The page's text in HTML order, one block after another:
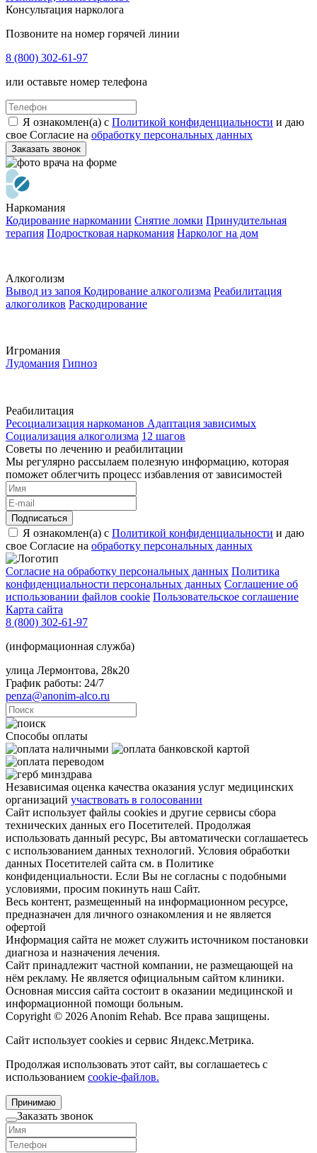
Консультация нарколога
Позвоните на номер горячей линии
8 (800) 302-61-97
или оставьте номер телефона
Я ознакомлен(а) с Политикой конфиденциальности и даю
свое Согласие на обработку персональных данных
Заказать звонок
Наркомания
Кодирование наркомании Снятие ломки Принудительная
терапия Подростковая наркомания Нарколог на дом
Алкоголизм
Вывод из запоя Кодирование алкоголизма Реабилитация
алкоголиков Раскодирование
Игромания
Лудомания Гипноз
Реабилитация
Ресоциализация наркоманов Адаптация зависимых
Социализация алкоголизма 12 шагов
Советы по лечению и реабилитации
Мы регулярно рассылаем полезную информацию, которая
поможет облегчить процесс избавления от зависимостей
Подписаться
Я ознакомлен(а) с Политикой конфиденциальности и даю
свое Согласие на обработку персональных данных
Согласие на обработку персональных данных Политика
конфиденциальности персональных данных Cоглашение об
использовании файлов cookie Пользовательское соглашение
Карта сайта
8 (800) 302-61-97
(информационная служба)
улица Лермонтова, 28к20
График работы: 24/7
penza@anonim-alco.ru
Способы оплаты
Независимая оценка качества оказания услуг медицинских
организаций участвовать в голосовании
Сайт использует файлы cookies и другие сервисы сбора
технических данных его Посетителей. Продолжая
использовать данный ресурс, Вы автоматически соглашаетесь
с использованием данных технологий. Условия обработки
данных Посетителей сайта см. в Политике
конфиденциальности. Если Вы не согласны с подобными
условиями, просим покинуть наш Сайт.
Весь контент, размещенный на информационном ресурсе,
предназначен для личного ознакомления и не является
офертой
Информация сайта не может служить источником постановки
диагноза и назначения лечения.
Сайт принадлежит частной компании, не размещающей на
нём рекламу. Не является официальным сайтом клиники.
Основная миссия сайта состоит в оказании медицинской и
информационной помощи больным.
Copyright © 2026 Anonim Rehab. Все права защищены.
Сайт использует cookies и сервис Яндекс.Метрика.
Продолжая использовать этот сайт, вы соглашаетесь с
использованием cookie-файлов.
Принимаю
Заказать звонок